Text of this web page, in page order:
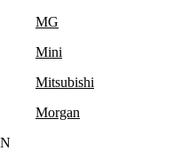
MG
Mini
Mitsubishi
Morgan
N